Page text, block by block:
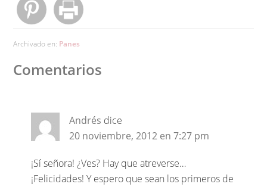
Archivado en: Panes
Comentarios
Andrés dice
20 noviembre, 2012 en 7:27 pm
¡Sí señora! ¿Ves? Hay que atreverse…
¡Felicidades! Y espero que sean los primeros de